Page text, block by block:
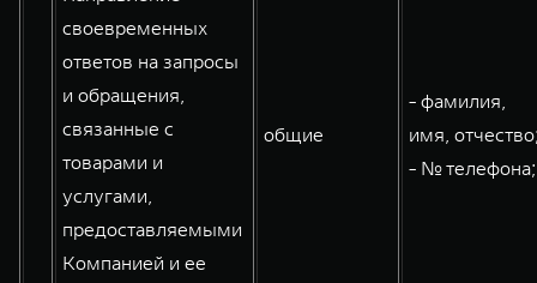
WEY 07
Расширяя границы комфорта
от 6 149 000 ₽
Эстетика нового времени
от 5 699 000 ₽
своевременных
ответов на запросы
и обращения,
связанные с
товарами и
услугами,
предоставляемыми
Компанией и ее
общие
- фамилия,
имя,
- № телефона;